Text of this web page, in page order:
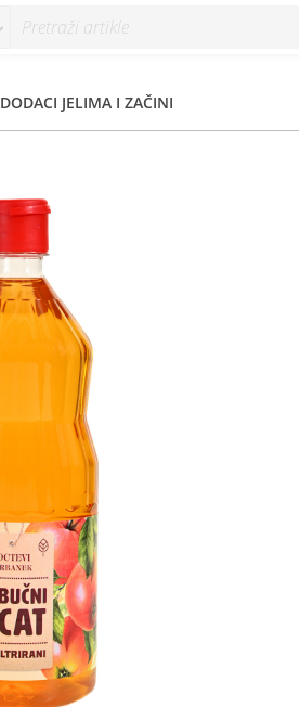
DODACI JELIMA I ZAČINI